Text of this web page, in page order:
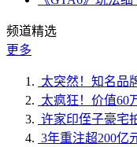
频道精选
更多
太突然！知名品
太疯狂！价值60
许家印侄子豪宅
3年重注超200亿